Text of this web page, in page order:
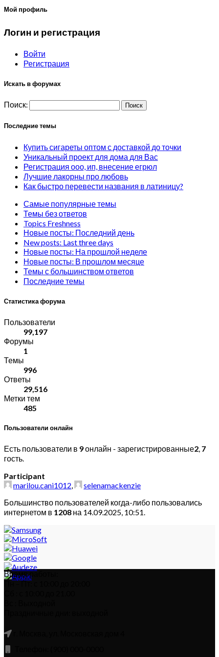
Мой профиль
Логин и регистрация
Войти
Регистрация
Искать в форумах
Поиск:
Последние темы
Купить сигареты оптом с доставкой до точки
Уникальный проект для дома для Вас
Регистрация ооо, ип, внесение егрюл
Лучшие лакорны про любовь
Как быстро перевести названия в латиницу?
Самые популярные темы
Темы без ответов
Topics Freshness
Новые посты: Последний день
New posts: Last three days
Новые посты: На прошлой неделе
Новые посты: В прошлом месяце
Темы с большинством ответов
Последние темы
Статистика форума
Пользователи
99,197
Форумы
1
Темы
996
Ответы
29,516
Метки тем
485
Пользователи онлайн
Есть пользователи в 9онлайн - зарегистрированные2, 7
гость.
Participant
marilou.cani1012,
selenamackenzie
Большинство пользователей когда-либо пользовались
интернетом в 1208 на 14.09.2025, 10:51.
Время работы:
Пн – Пт: с 10:00 до 20:00